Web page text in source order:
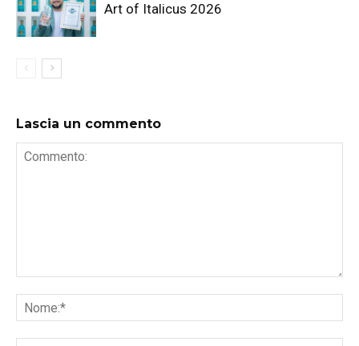
Art of Italicus 2026
Lascia un commento